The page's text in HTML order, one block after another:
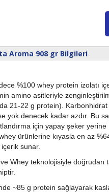
Aroma 908 gr Bilgileri
%100 whey protein
amino asitleriyle
21-22 g protein).
yok denecek kadar azdır.
için yapay şeker yerine
ürünlerine kıyasla en az
sunar.
Whey teknolojisiyle
~85 g protein sağlayarak